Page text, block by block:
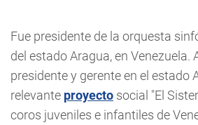
Fue presidente de la orquesta
del estado Aragua, en Venezuela.
presidente y gerente en el estado
relevante proyecto social "El
coros juveniles e infantiles de